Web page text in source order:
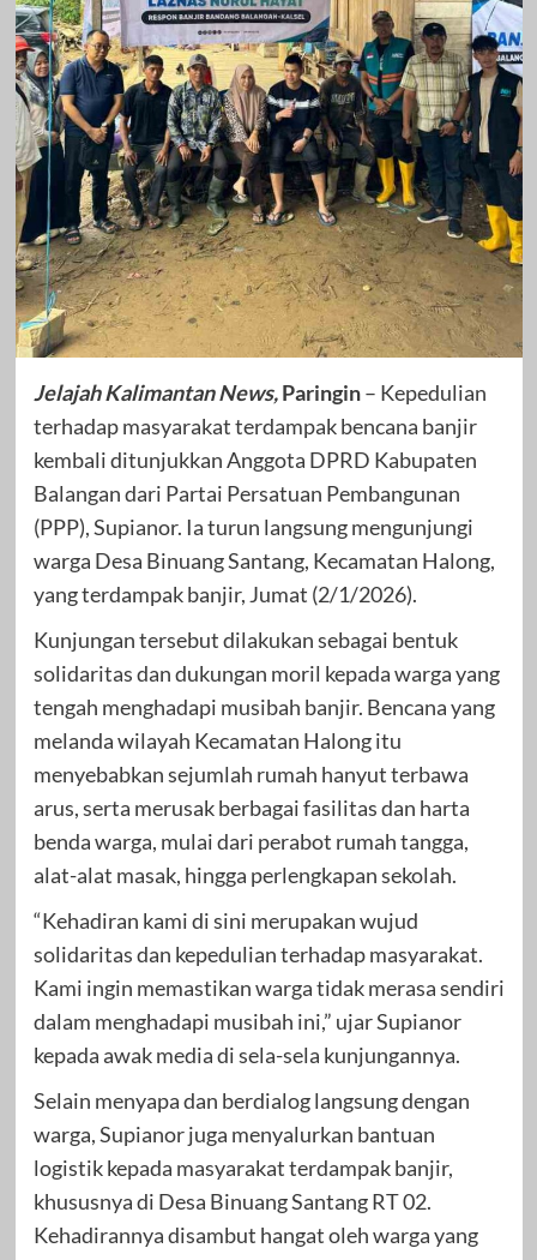
Jelajah Kalimantan News,Paringin– Kepedulian
terhadap masyarakat terdampak bencana banjir
kembali ditunjukkan Anggota DPRD Kabupaten
Balangan dari Partai Persatuan Pembangunan
(PPP), Supianor. Ia turun langsung mengunjungi
warga Desa Binuang Santang, Kecamatan Halong,
yang terdampak banjir, Jumat (2/1/2026).
Kunjungan tersebut dilakukan sebagai bentuk
solidaritas dan dukungan moril kepada warga yang
tengah menghadapi musibah banjir. Bencana yang
melanda wilayah Kecamatan Halong itu
menyebabkan sejumlah rumah hanyut terbawa
arus, serta merusak berbagai fasilitas dan harta
benda warga, mulai dari perabot rumah tangga,
alat-alat masak, hingga perlengkapan sekolah.
“Kehadiran kami di sini merupakan wujud
solidaritas dan kepedulian terhadap masyarakat.
Kami ingin memastikan warga tidak merasa sendiri
dalam menghadapi musibah ini,” ujar Supianor
kepada awak media di sela-sela kunjungannya.
Selain menyapa dan berdialog langsung dengan
warga, Supianor juga menyalurkan bantuan
logistik kepada masyarakat terdampak banjir,
khususnya di Desa Binuang Santang RT 02.
Kehadirannya disambut hangat oleh warga yang